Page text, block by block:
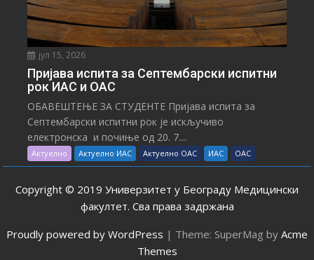
јул 15, 2026
Пријава испита за Септембарски испитни
рок ИАС и ОАС
ОБАВЕШТЕЊЕ ЗА СТУДЕНТЕ Пријава испита за
Септембарски испитни рок је искључиво
електронска и почиње од 20. 7....
Актуелно Актуелно ИАС Актуелно ОАС ИАС ОАС
Copyright © 2019 Универзитет у Београду Медицински
факултет. Сва права задржана
Proudly powered by WordPress | Theme: SuperMag by Acme
Themes